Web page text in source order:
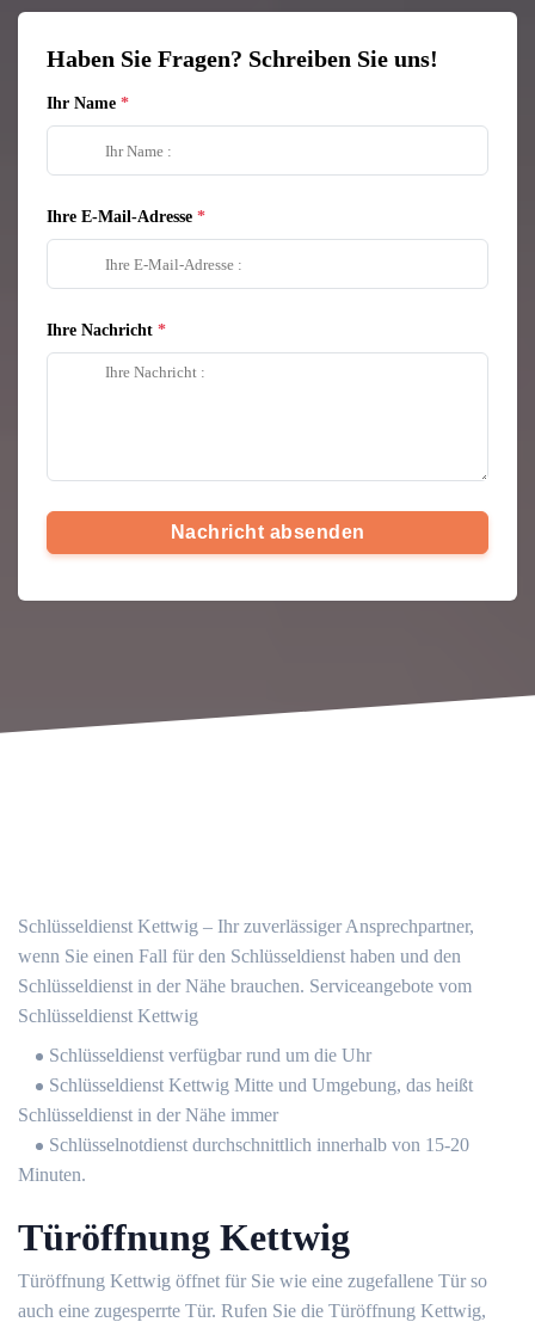
Haben Sie Fragen? Schreiben Sie uns!
Ihr Name
Ihre E-Mail-Adresse
Ihre Nachricht
Nachricht absenden
Schlüsseldienst Kettwig – Ihr zuverlässiger Ansprechpartner,
wenn Sie einen Fall für den Schlüsseldienst haben und den
Schlüsseldienst in der Nähe brauchen. Serviceangebote vom
Schlüsseldienst Kettwig
Schlüsseldienst verfügbar rund um die Uhr
Schlüsseldienst Kettwig Mitte und Umgebung, das heißt
Schlüsseldienst in der Nähe immer
Schlüsselnotdienst durchschnittlich innerhalb von 15-20
Minuten.
Türöffnung Kettwig
Türöffnung Kettwig öffnet für Sie wie eine zugefallene Tür so
auch eine zugesperrte Tür. Rufen Sie die Türöffnung Kettwig,